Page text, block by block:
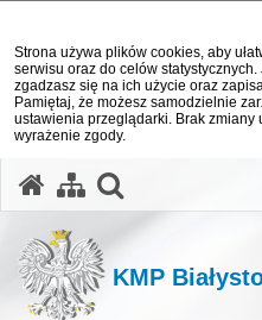
Strona używa plików cookies, aby
serwisu oraz do celów
zgadzasz się na ich użycie oraz
Pamiętaj, że możesz samodzielnie
ustawienia przeglądarki. Brak
wyrażenie zgody.
KMP